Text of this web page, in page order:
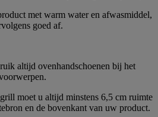
met warm water en afwasmiddel,
goed af.
altijd ovenhandschoenen bij het
moet u altijd minstens 6,5 cm ruimte
en de bovenkant van uw product.